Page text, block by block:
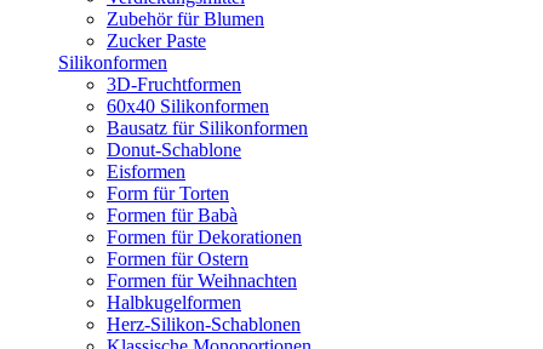
Zubehör für Blumen
Zucker Paste
Silikonformen
3D-Fruchtformen
60x40 Silikonformen
Bausatz für Silikonformen
Donut-Schablone
Eisformen
Form für Torten
Formen für Babà
Formen für Dekorationen
Formen für Ostern
Formen für Weihnachten
Halbkugelformen
Herz-Silikon-Schablonen